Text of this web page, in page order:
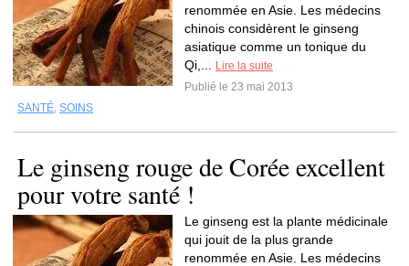
renommée en Asie. Les médecins
chinois considèrent le ginseng
asiatique comme un tonique du
Qi,...
Lire la suite
Publié le 23 mai 2013
SANTÉ, SOINS
Le ginseng rouge de Corée excellent
pour votre santé !
Le ginseng est la plante médicinale
qui jouit de la plus grande
renommée en Asie. Les médecins